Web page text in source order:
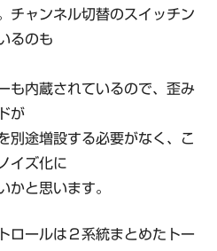
チャンネル切替のスイッチン
るのも
も内蔵されているので、歪み
が
別途増設する必要がなく、こ
イズ化に
かと思います。
ロールは２系統まとめたトー